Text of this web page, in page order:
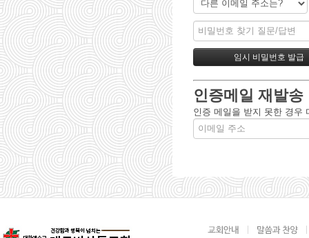
인증메일 재발송
인증 메일을 받지 못한 경우